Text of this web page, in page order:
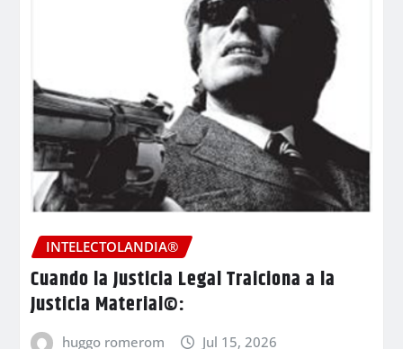
INTELECTOLANDIA®
Cuando la Justicia Legal Traiciona a la
Justicia Material©:
huggo romerom Jul 15, 2026